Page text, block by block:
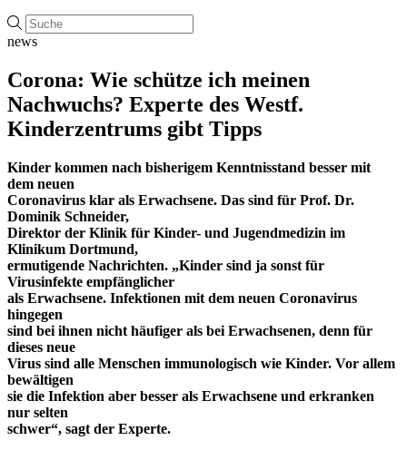
news
Corona: Wie schütze ich meinen
Nachwuchs? Experte des Westf.
Kinderzentrums gibt Tipps
Kinder kommen nach bisherigem Kenntnisstand besser mit
dem neuen
Coronavirus klar als Erwachsene. Das sind für Prof. Dr.
Dominik Schneider,
Direktor der Klinik für Kinder- und Jugendmedizin im
Klinikum Dortmund,
ermutigende Nachrichten. „Kinder sind ja sonst für
Virusinfekte empfänglicher
als Erwachsene. Infektionen mit dem neuen Coronavirus
hingegen
sind bei ihnen nicht häufiger als bei Erwachsenen, denn für
dieses neue
Virus sind alle Menschen immunologisch wie Kinder. Vor allem
bewältigen
sie die Infektion aber besser als Erwachsene und erkranken
nur selten
schwer“, sagt der Experte.